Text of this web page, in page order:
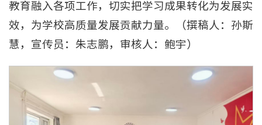
教育融入各项工作，切实把学习成果转化为发展实
效，为学校高质量发展贡献力量。（撰稿人：孙斯
慧，宣传员：朱志鹏，审核人：鲍宇）